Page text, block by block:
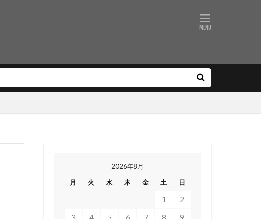
2026年8月
月 火 水 木 金 土 日
1
2
3
4 5 6 7 8 9